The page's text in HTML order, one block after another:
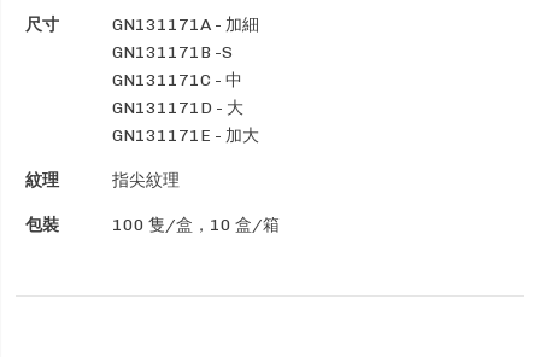
尺寸
GN131171A - 加細
GN131171B -S
GN131171C - 中
GN131171D - 大
GN131171E - 加大
紋理 指尖紋理
包裝 100 隻/盒，10 盒/箱